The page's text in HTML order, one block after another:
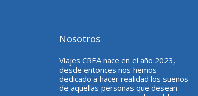
Nosotros
Viajes CREA nace en el año 2023,
desde entonces nos hemos
dedicado a hacer realidad los sueños
de aquellas personas que desean